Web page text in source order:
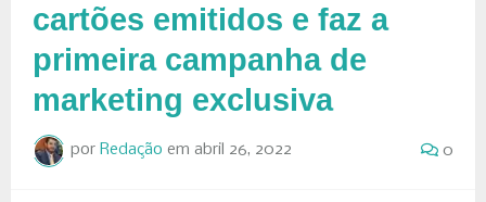
cartões emitidos e faz a
primeira campanha de
marketing exclusiva
por Redação em abril 26, 2022 0